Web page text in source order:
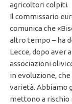
agricoltori colpiti.
Il commissario
comunica che
altro tempo – ha
Lecce, dopo aver
associazioni
in evoluzione,
varietà. Abbiamo
mettono a rischio